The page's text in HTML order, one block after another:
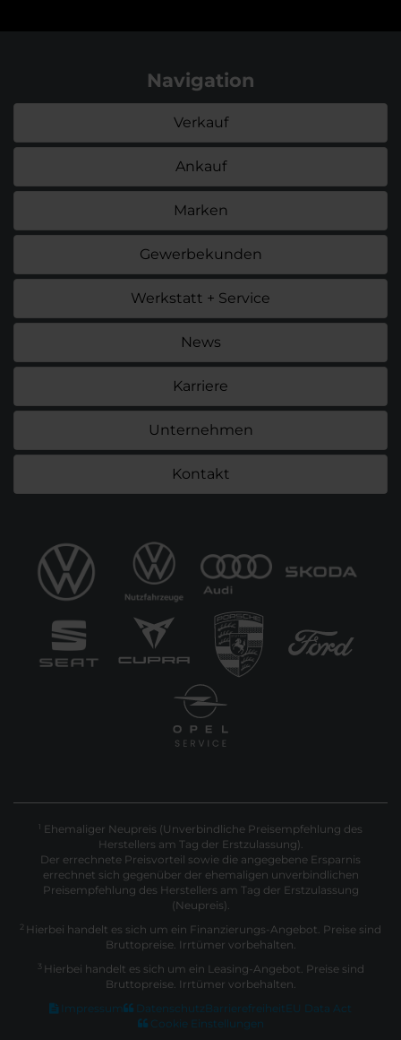
Navigation
Verkauf
Ankauf
Marken
Gewerbekunden
Werkstatt + Service
News
Karriere
Unternehmen
Kontakt
1 Ehemaliger Neupreis (Unverbindliche Preisempfehlung des
Herstellers am Tag der Erstzulassung).
Der errechnete Preisvorteil sowie die angegebene Ersparnis
errechnet sich gegenüber der ehemaligen unverbindlichen
Preisempfehlung des Herstellers am Tag der Erstzulassung
(Neupreis).
2 Hierbei handelt es sich um ein Finanzierungs-Angebot. Preise sind
Bruttopreise. Irrtümer vorbehalten.
3 Hierbei handelt es sich um ein Leasing-Angebot. Preise sind
Bruttopreise. Irrtümer vorbehalten.
Impressum
Datenschutz Barrierefreiheit EU Data Act
Cookie Einstellungen